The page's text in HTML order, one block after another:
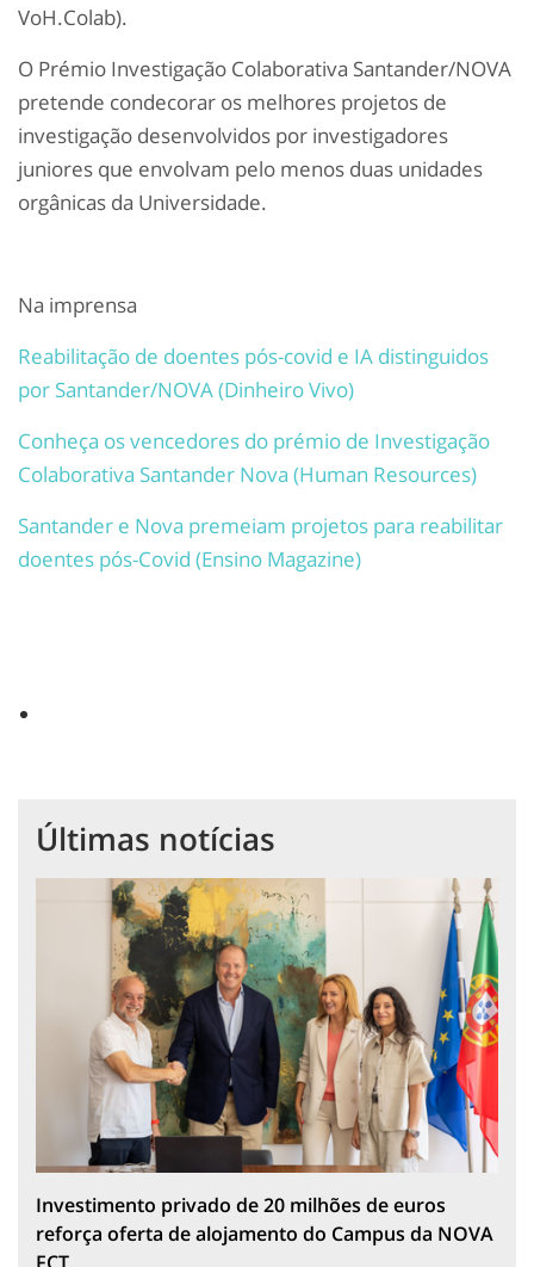
VoH.Colab).
O Prémio Investigação Colaborativa Santander/NOVA
pretende condecorar os melhores projetos de
investigação desenvolvidos por investigadores
juniores que envolvam pelo menos duas unidades
orgânicas da Universidade.
Na imprensa
Reabilitação de doentes pós-covid e IA distinguidos
por Santander/NOVA (Dinheiro Vivo)
Conheça os vencedores do prémio de Investigação
Colaborativa Santander Nova (Human Resources)
Santander e Nova premeiam projetos para reabilitar
doentes pós-Covid (Ensino Magazine)
Últimas notícias
Investimento privado de 20 milhões de euros
reforça oferta de alojamento do Campus da NOVA
FCT